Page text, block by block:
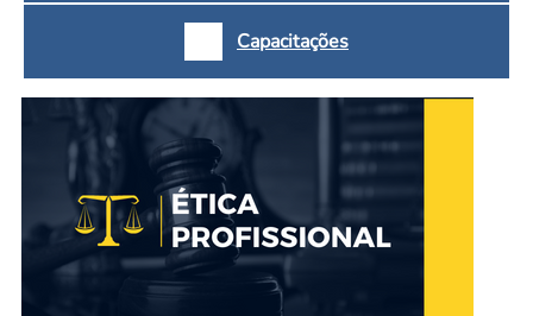
Capacitações